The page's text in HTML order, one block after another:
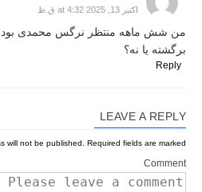
اکتبر 13, 2025 at 4:32 ق.ظ
من شش ماهه منتظر نرگس محمدی بودم
برگشته یا نه؟
Reply
LEAVE A REPLY
will not be published. Required fields are marked
Comment